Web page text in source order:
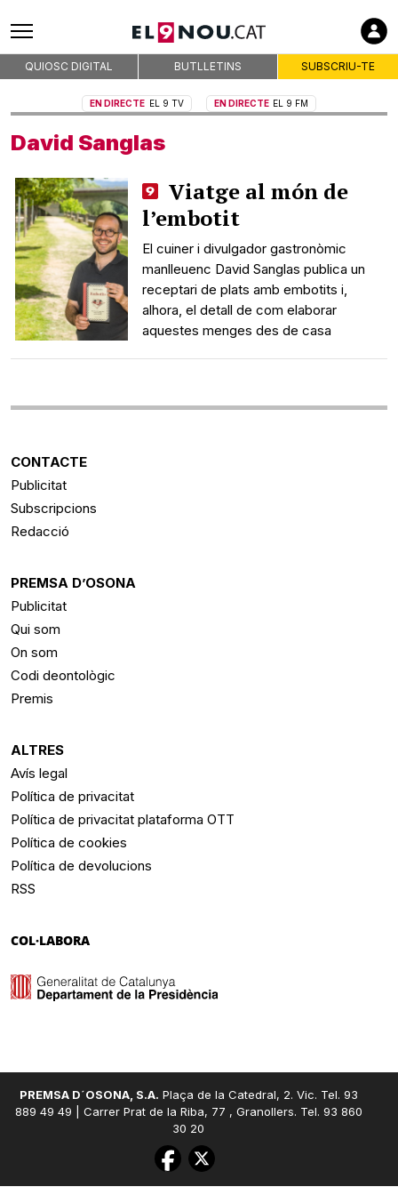
Premsa d'Osona
Qui som
On som
Codi deontològic
Premis
Contacte
Avís legal
Política de privacitat
Política de cookies
QUIOSC DIGITAL BUTLLETINS SUBSCRIU-TE
EN DIRECTE EL 9 TV EN DIRECTE EL 9 FM
David Sanglas
Viatge al món de
l’embotit
El cuiner i divulgador gastronòmic
manlleuenc David Sanglas publica un
receptari de plats amb embotits i,
alhora, el detall de com elaborar
aquestes menges des de casa
CONTACTE
Publicitat
Subscripcions
Redacció
PREMSA D’OSONA
Publicitat
Qui som
On som
Codi deontològic
Premis
ALTRES
Avís legal
Política de privacitat
Política de privacitat plataforma OTT
Política de cookies
Política de devolucions
RSS
COL·LABORA
PREMSA D´OSONA, S.A. Plaça de la Catedral, 2. Vic. Tel. 93
889 49 49 | Carrer Prat de la Riba, 77 , Granollers. Tel. 93 860
30 20